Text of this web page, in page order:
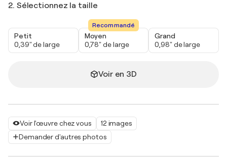
Voir l'œuvre chez vous
12 images
Demander d'autres photos
2. Sélectionnez la taille
Petit
0,39" de large
Recommandé
Moyen
0,78" de large
Grand
0,98" de large
Voir en 3D